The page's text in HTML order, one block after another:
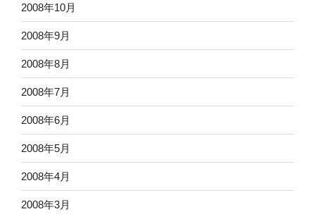
2008年10月
2008年9月
2008年8月
2008年7月
2008年6月
2008年5月
2008年4月
2008年3月